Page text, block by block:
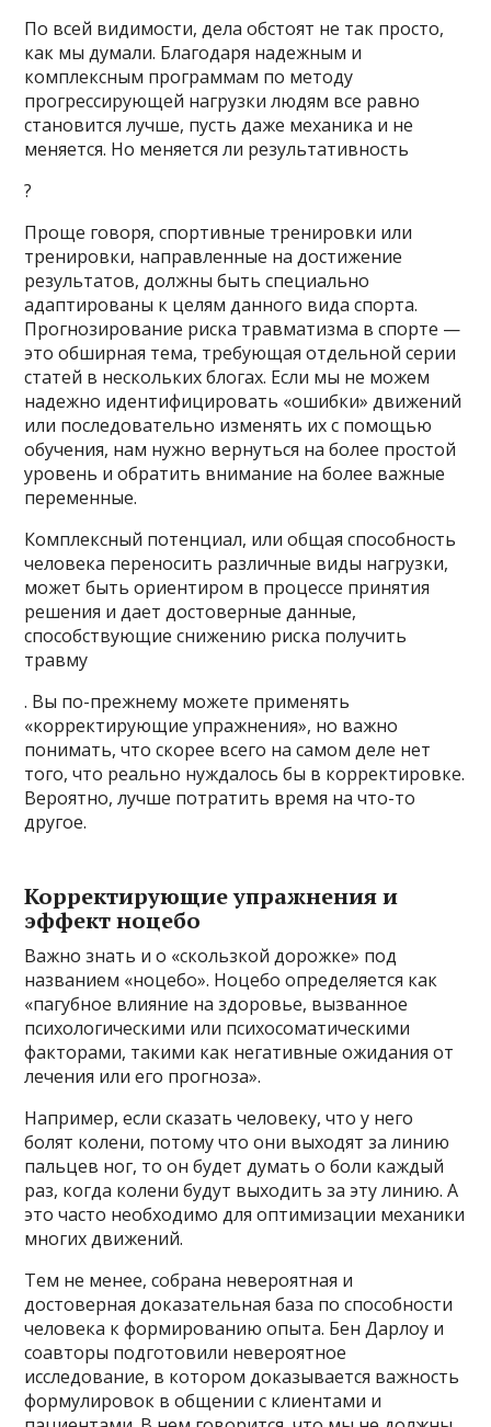
По всей видимости, дела обстоят не так просто,
как мы думали. Благодаря надежным и
комплексным программам по методу
прогрессирующей нагрузки людям все равно
становится лучше, пусть даже механика и не
меняется. Но меняется ли результативность
?
Проще говоря, спортивные тренировки или
тренировки, направленные на достижение
результатов, должны быть специально
адаптированы к целям данного вида спорта.
Прогнозирование риска травматизма в спорте —
это обширная тема, требующая отдельной серии
статей в нескольких блогах. Если мы не можем
надежно идентифицировать «ошибки» движений
или последовательно изменять их с помощью
обучения, нам нужно вернуться на более простой
уровень и обратить внимание на более важные
переменные.
Комплексный потенциал, или общая способность
человека переносить различные виды нагрузки,
может быть ориентиром в процессе принятия
решения и дает достоверные данные,
способствующие снижению риска получить
травму
. Вы по-прежнему можете применять
«корректирующие упражнения», но важно
понимать, что скорее всего на самом деле нет
того, что реально нуждалось бы в корректировке.
Вероятно, лучше потратить время на что-то
другое.
Корректирующие упражнения и
эффект ноцебо
Важно знать и о «скользкой дорожке» под
названием «ноцебо». Ноцебо определяется как
«пагубное влияние на здоровье, вызванное
психологическими или психосоматическими
факторами, такими как негативные ожидания от
лечения или его прогноза».
Например, если сказать человеку, что у него
болят колени, потому что они выходят за линию
пальцев ног, то он будет думать о боли каждый
раз, когда колени будут выходить за эту линию. А
это часто необходимо для оптимизации механики
многих движений.
Тем не менее, собрана невероятная и
достоверная доказательная база по способности
человека к формированию опыта. Бен Дарлоу и
соавторы подготовили невероятное
исследование, в котором доказывается важность
формулировок в общении с клиентами и